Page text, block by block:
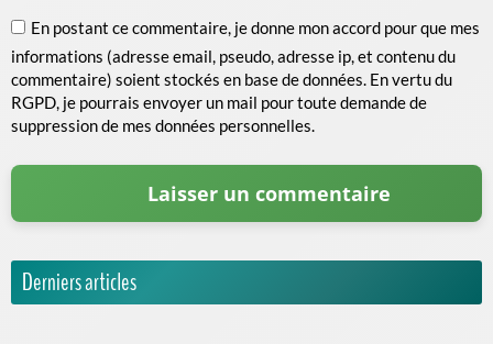
En postant ce commentaire, je donne mon accord pour que mes
informations (adresse email, pseudo, adresse ip, et contenu du
commentaire) soient stockés en base de données. En vertu du
RGPD, je pourrais envoyer un mail pour toute demande de
suppression de mes données personnelles.
Derniers articles